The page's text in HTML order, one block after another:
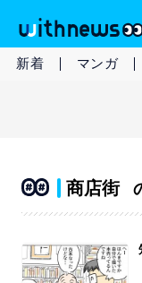
新着 マンガ
商店街